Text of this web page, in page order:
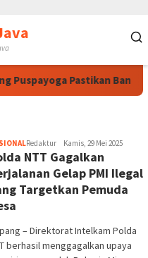
Puspayoga Pastikan Bang
Redaktur Kamis, 29 Mei 2025
NTT Gagalkan
Gelap PMI Ilegal
Targetkan Pemuda
– Direktorat Intelkam Polda
berhasil menggagalkan upaya